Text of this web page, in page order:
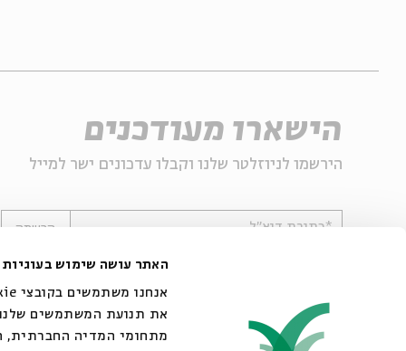
האתר עושה שימוש בעוגיות
את תנועת המשתמשים
מתחומי המדיה החברתית,
הישארו מעודכנים
הירשמו לניוזלטר שלנו וקבלו עדכונים ישר למייל
*כתובת דוא"ל הרשמה